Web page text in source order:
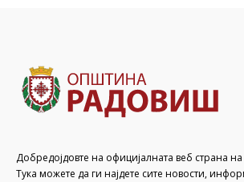
Добредојдовте на официјалната веб страна
Тука можете да ги најдете сите новости,